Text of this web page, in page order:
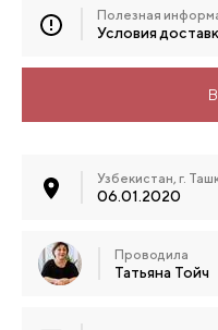
Узбекистан, г.
06.01.2020
Проводила
Татьяна Тойч
Полезная
Условия